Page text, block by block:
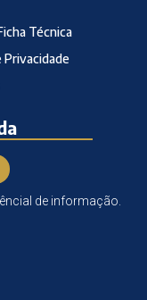
Técnica
Privacidade
de informação.